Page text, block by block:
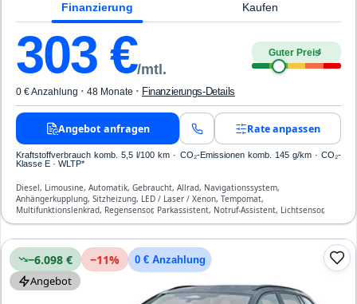
Finanzierung Kaufen
303 €/mtl.
Guter Preis4
0 € Anzahlung · 48 Monate · Finanzierungs-Details
Angebot anfragen Rate anpassen
Kraftstoffverbrauch komb. 5,5 l/100 km · CO₂-Emissionen komb. 145 g/km · CO₂-
Klasse E · WLTP*
Diesel, Limousine, Automatik, Gebraucht, Allrad, Navigationssystem,
Anhängerkupplung, Sitzheizung, LED / Laser / Xenon, Tempomat,
Multifunktionslenkrad, Regensensor, Parkassistent, Notruf-Assistent, Lichtsensor,
Start/Stopp-Automatik, Bluetooth, Freisprecheinrichtung, ESP, ABS, Klimatisierung,
−6.098 € −11% 0 € Anzahlung
Angebot